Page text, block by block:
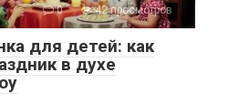
0 42 просмотров
для детей: как
в духе